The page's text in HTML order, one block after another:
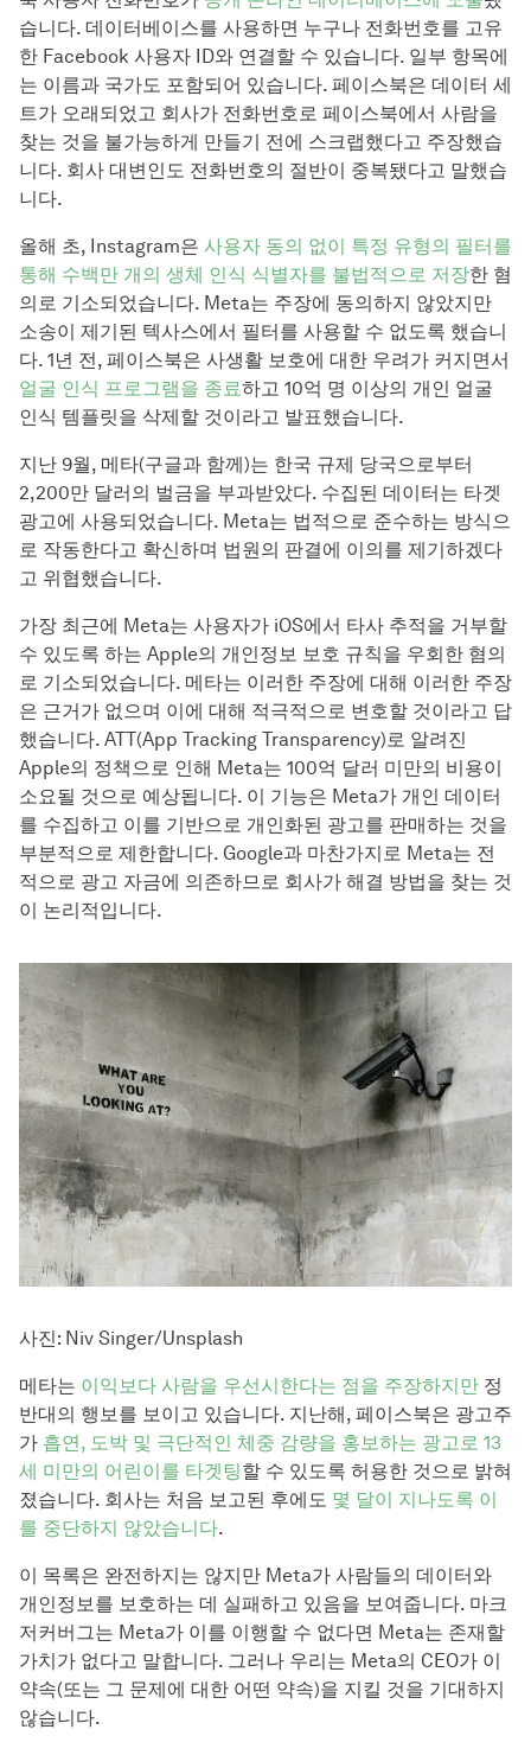
습니다. 데이터베이스를 사용하면 누구나 전화번호를 고유
한 Facebook 사용자 ID와 연결할 수 있습니다. 일부 항목에
는 이름과 국가도 포함되어 있습니다. 페이스북은 데이터 세
트가 오래되었고 회사가 전화번호로 페이스북에서 사람을
찾는 것을 불가능하게 만들기 전에 스크랩했다고 주장했습
니다. 회사 대변인도 전화번호의 절반이 중복됐다고 말했습
니다.
올해 초, Instagram은 사용자 동의 없이 특정 유형의 필터를
통해 수백만 개의 생체 인식 식별자를 불법적으로 저장한 혐
의로 기소되었습니다. Meta는 주장에 동의하지 않았지만
소송이 제기된 텍사스에서 필터를 사용할 수 없도록 했습니
다. 1년 전, 페이스북은 사생활 보호에 대한 우려가 커지면서
얼굴 인식 프로그램을 종료하고 10억 명 이상의 개인 얼굴
인식 템플릿을 삭제할 것이라고 발표했습니다.
지난 9월, 메타(구글과 함께)는 한국 규제 당국으로부터
2,200만 달러의 벌금을 부과받았다. 수집된 데이터는 타겟
광고에 사용되었습니다. Meta는 법적으로 준수하는 방식으
로 작동한다고 확신하며 법원의 판결에 이의를 제기하겠다
고 위협했습니다.
가장 최근에 Meta는 사용자가 iOS에서 타사 추적을 거부할
수 있도록 하는 Apple의 개인정보 보호 규칙을 우회한 혐의
로 기소되었습니다. 메타는 이러한 주장에 대해 이러한 주장
은 근거가 없으며 이에 대해 적극적으로 변호할 것이라고 답
했습니다. ATT(App Tracking Transparency)로 알려진
Apple의 정책으로 인해 Meta는 100억 달러 미만의 비용이
소요될 것으로 예상됩니다. 이 기능은 Meta가 개인 데이터
를 수집하고 이를 기반으로 개인화된 광고를 판매하는 것을
부분적으로 제한합니다. Google과 마찬가지로 Meta는 전
적으로 광고 자금에 의존하므로 회사가 해결 방법을 찾는 것
이 논리적입니다.
사진: Niv Singer/Unsplash
메타는 이익보다 사람을 우선시한다는 점을 주장하지만 정
반대의 행보를 보이고 있습니다. 지난해, 페이스북은 광고주
가 흡연, 도박 및 극단적인 체중 감량을 홍보하는 광고로 13
세 미만의 어린이를 타겟팅할 수 있도록 허용한 것으로 밝혀
졌습니다. 회사는 처음 보고된 후에도 몇 달이 지나도록 이
를 중단하지 않았습니다.
이 목록은 완전하지는 않지만 Meta가 사람들의 데이터와
개인정보를 보호하는 데 실패하고 있음을 보여줍니다. 마크
저커버그는 Meta가 이를 이행할 수 없다면 Meta는 존재할
가치가 없다고 말합니다. 그러나 우리는 Meta의 CEO가 이
약속(또는 그 문제에 대한 어떤 약속)을 지킬 것을 기대하지
않습니다.